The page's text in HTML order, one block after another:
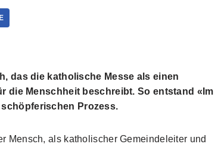
das die katholische Messe als einen
die Menschheit beschreibt. So entstand «Im
schöpferischen Prozess.
Mensch, als katholischer Gemeindeleiter und